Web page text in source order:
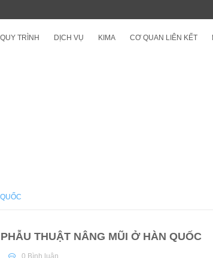
QUY TRÌNH DỊCH VỤ KIMA CƠ QUAN LIÊN KẾT
THUẬT NÂNG MŨI Ở HÀN QUỐC
0 Bình luận